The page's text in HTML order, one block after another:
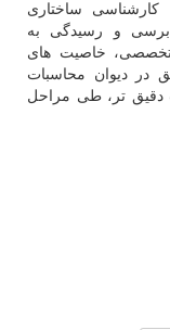
ساختاری
و رسیدگی به
تخصصی، خاصیت های
در دیوان محاسبات
دقیق تر، طی مراحل